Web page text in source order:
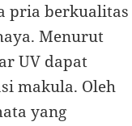
pria berkualitas
Menurut
UV dapat
makula. Oleh
yang